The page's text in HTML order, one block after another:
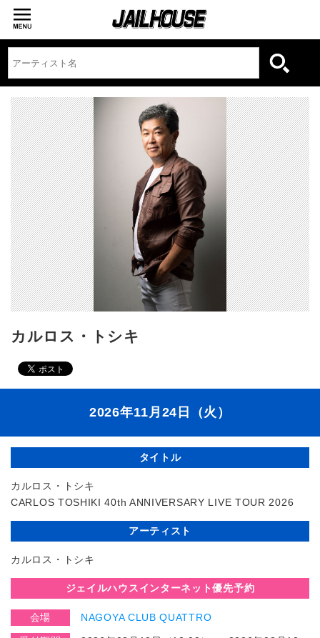
カルロス・トシキ
2026年11月24日（火）
タイトル
カルロス・トシキ
CARLOS TOSHIKI 40th ANNIVERSARY LIVE TOUR 2026
アーティスト
カルロス・トシキ
ジェイルハウスインターネット優先予約
会場 NAGOYA CLUB QUATTRO